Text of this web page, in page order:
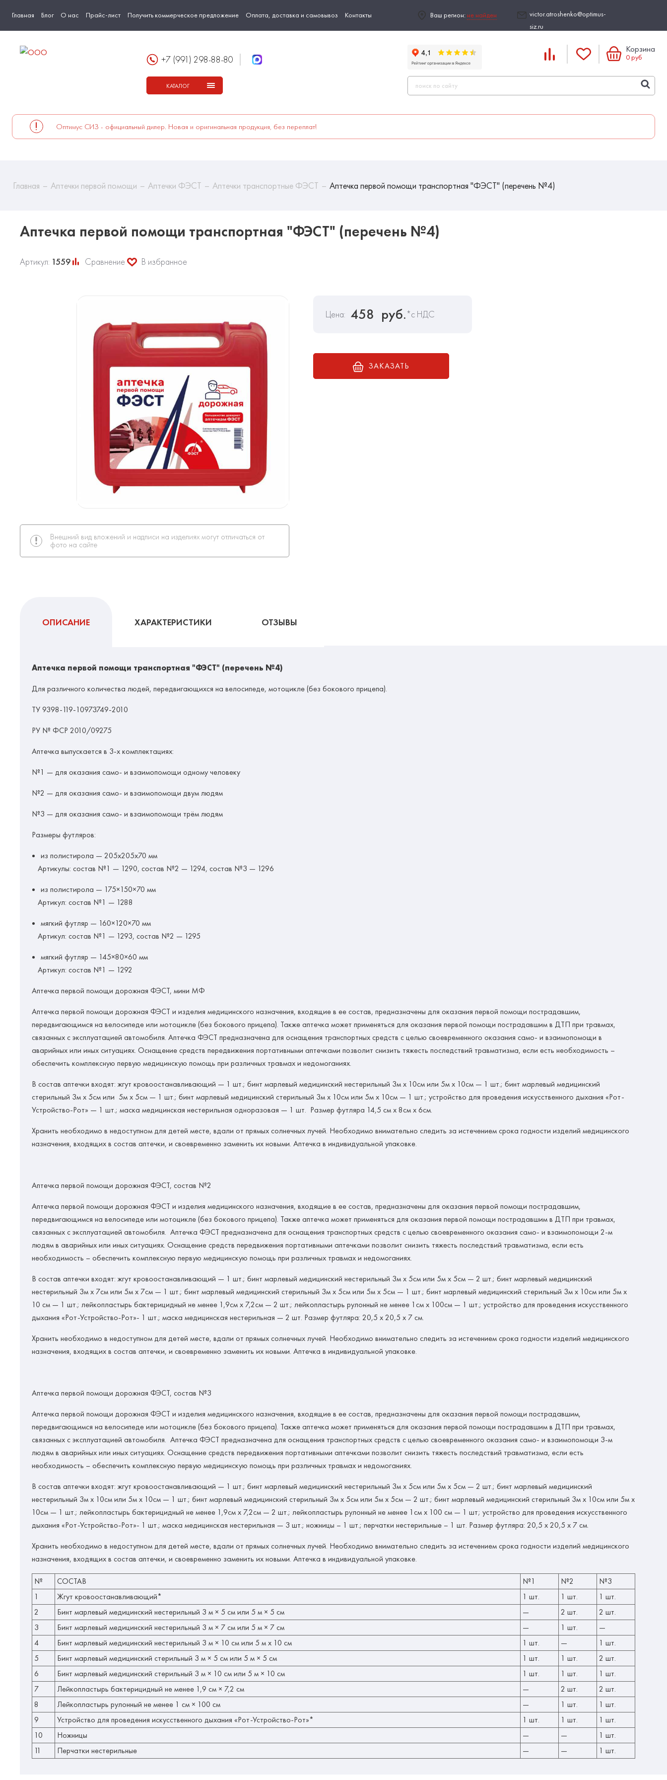
Главная Блог О нас Прайс-лист Получить коммерческое предложение Оплата, доставка и самовывоз Контакты Ваш регион: не найден
victor.atroshenko@optimus-
siz.ru
+7 (991) 298-88-80
КАТАЛОГ
Корзина
0руб
Оптимус СИЗ - официальный дилер. Новая и оригинальная продукция, без переплат!
Главная Аптечки первой помощи Аптечки ФЭСТ Аптечки транспортные ФЭСТ Аптечка первой помощи транспортная "ФЭСТ" (перечень №4)
Аптечка первой помощи транспортная "ФЭСТ" (перечень №4)
Артикул: 1559 Сравнение В избранное
Внешний вид вложений и надписи на изделиях могут отличаться от
фото на сайте
Цена: 458 руб.*с НДС
ЗАКАЗАТЬ
ОПИСАНИЕ ХАРАКТЕРИСТИКИ ОТЗЫВЫ
Аптечка первой помощи транспортная "ФЭСТ" (перечень №4)
Для различного количества людей, передвигающихся на велосипеде, мотоцикле (без бокового прицепа).
ТУ 9398-119-10973749-2010
РУ № ФСР 2010/09275
Аптечка выпускается в 3-х комплектациях:
№1 — для оказания само- и взаимопомощи одному человеку
№2 — для оказания само- и взаимопомощи двум людям
№3 — для оказания само- и взаимопомощи трём людям
Размеры футляров:
из полистирола — 205х205х70 мм
Артикулы: состав №1 — 1290, состав №2 — 1294, состав №3 — 1296
из полистирола — 175×150×70 мм
Артикул: состав №1 — 1288
мягкий футляр — 160×120×70 мм
Артикул: состав №1 — 1293, состав №2 — 1295
мягкий футляр — 145×80×60 мм
Артикул: состав №1 — 1292
Аптечка первой помощи дорожная ФЭСТ, мини МФ
Аптечка первой помощи дорожная ФЭСТ и изделия медицинского назначения, входящие в ее состав, предназначены для оказания первой помощи пострадавшим,
передвигающимся на велосипеде или мотоцикле (без бокового прицепа). Также аптечка может применяться для оказания первой помощи пострадавшим в ДТП при травмах,
связанных с эксплуатацией автомобиля. Аптечка ФЭСТ предназначена для оснащения транспортных средств с целью своевременного оказания само- и взаимопомощи в
аварийных или иных ситуациях. Оснащение средств передвижения портативными аптечками позволит снизить тяжесть последствий травматизма, если есть необходимость –
обеспечить комплексную первую медицинскую помощь при различных травмах и недомоганиях.
В состав аптечки входят: жгут кровоостанавливающий — 1 шт.; бинт марлевый медицинский нестерильный 3м х 10см или 5м х 10см — 1 шт.; бинт марлевый медицинский
стерильный 3м х 5см или 5м х 5см — 1 шт.; бинт марлевый медицинский стерильный 3м х 10см или 5м х 10см — 1 шт.; устройство для проведения искусственного дыхания «Рот-
Устройство-Рот» — 1 шт.; маска медицинская нестерильная одноразовая — 1 шт. Размер футляра 14,5 см х 8см х 6см.
Хранить необходимо в недоступном для детей месте, вдали от прямых солнечных лучей. Необходимо внимательно следить за истечением срока годности изделий медицинского
назначения, входящих в состав аптечки, и своевременно заменить их новыми. Аптечка в индивидуальной упаковке.
Аптечка первой помощи дорожная ФЭСТ, состав №2
Аптечка первой помощи дорожная ФЭСТ и изделия медицинского назначения, входящие в ее состав, предназначены для оказания первой помощи пострадавшим,
передвигающимся на велосипеде или мотоцикле (без бокового прицепа). Также аптечка может применяться для оказания первой помощи пострадавшим в ДТП при травмах,
связанных с эксплуатацией автомобиля. Аптечка ФЭСТ предназначена для оснащения транспортных средств с целью своевременного оказания само- и взаимопомощи 2-м
людям в аварийных или иных ситуациях. Оснащение средств передвижения портативными аптечками позволит снизить тяжесть последствий травматизма, если есть
необходимость – обеспечить комплексную первую медицинскую помощь при различных травмах и недомоганиях.
В состав аптечки входят: жгут кровоостанавливающий — 1 шт.; бинт марлевый медицинский нестерильный 3м х 5см или 5м х 5см — 2 шт.; бинт марлевый медицинский
нестерильный 3м х 7см или 5м х 7см — 1 шт.; бинт марлевый медицинский стерильный 3м х 5см или 5м х 5см — 1 шт.; бинт марлевый медицинский стерильный 3м х 10см или 5м х
10 см — 1 шт.; лейкопластырь бактерицидный не менее 1,9см х 7,2см — 2 шт.; лейкопластырь рулонный не менее 1см х 100см — 1 шт.; устройство для проведения искусственного
дыхания «Рот-Устройство-Рот»- 1 шт.; маска медицинская нестерильная — 2 шт. Размер футляра: 20,5 х 20,5 х 7 см.
Хранить необходимо в недоступном для детей месте, вдали от прямых солнечных лучей. Необходимо внимательно следить за истечением срока годности изделий медицинского
назначения, входящих в состав аптечки, и своевременно заменить их новыми. Аптечка в индивидуальной упаковке.
Аптечка первой помощи дорожная ФЭСТ, состав №3
Аптечка первой помощи дорожная ФЭСТ и изделия медицинского назначения, входящие в ее состав, предназначены для оказания первой помощи пострадавшим,
передвигающимся на велосипеде или мотоцикле (без бокового прицепа). Также аптечка может применяться для оказания первой помощи пострадавшим в ДТП при травмах,
связанных с эксплуатацией автомобиля. Аптечка ФЭСТ предназначена для оснащения транспортных средств с целью своевременного оказания само- и взаимопомощи 3-м
людям в аварийных или иных ситуациях. Оснащение средств передвижения портативными аптечками позволит снизить тяжесть последствий травматизма, если есть
необходимость – обеспечить комплексную первую медицинскую помощь при различных травмах и недомоганиях.
В состав аптечки входят: жгут кровоостанавливающий — 1 шт.; бинт марлевый медицинский нестерильный 3м х 5см или 5м х 5см — 2 шт.; бинт марлевый медицинский
нестерильный 3м х 10см или 5м х 10см — 1 шт.; бинт марлевый медицинский стерильный 3м х 5см или 5м х 5см — 2 шт.; бинт марлевый медицинский стерильный 3м х 10см или 5м х
10см — 1 шт.; лейкопластырь бактерицидный не менее 1,9см х 7,2см — 2 шт.; лейкопластырь рулонный не менее 1см х 100 см — 1 шт; устройство для проведения искусственного
дыхания «Рот-Устройство-Рот»- 1 шт.; маска медицинская нестерильная — 3 шт.; ножницы – 1 шт.; перчатки нестерильные – 1 шт. Размер футляра: 20,5 х 20,5 х 7 см.
Хранить необходимо в недоступном для детей месте, вдали от прямых солнечных лучей. Необходимо внимательно следить за истечением срока годности изделий медицинского
назначения, входящих в состав аптечки, и своевременно заменить их новыми. Аптечка в индивидуальной упаковке.
№ СОСТАВ №1 №2
№3
1
Жгут кровоостанавливающий* 1 шт. 1 шт.
1 шт.
2
Бинт марлевый медицинский нестерильный 3 м × 5 см или 5 м × 5 см — 2 шт.
2 шт.
3
Бинт марлевый медицинский нестерильный 3 м × 7 см или 5 м × 7 см — 1 шт.
—
4
Бинт марлевый медицинский нестерильный 3 м × 10 см или 5 м х 10 см 1 шт. —
1 шт.
5
Бинт марлевый медицинский стерильный 3 м × 5 см или 5 м × 5 см 1 шт. 1 шт.
2 шт.
6
Бинт марлевый медицинский стерильный 3 м × 10 см или 5 м × 10 см 1 шт. 1 шт.
1 шт.
7
Лейкопластырь бактерицидный не менее 1,9 см × 7,2 см — 2 шт.
2 шт.
8
Лейкопластырь рулонный не менее 1 см × 100 см — 1 шт.
1 шт.
9
Устройство для проведения искусственного дыхания «Рот-Устройство-Рот»* 1 шт. 1 шт.
1 шт.
10
Ножницы — —
1 шт.
11
Перчатки нестерильные — — 1 шт.